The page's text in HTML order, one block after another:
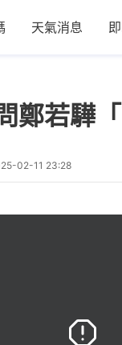
天氣消息
鄭若
02-11 23:28